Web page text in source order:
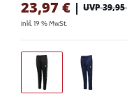
23,97 € | UVP 39,95
inkl. 19 % MwSt.